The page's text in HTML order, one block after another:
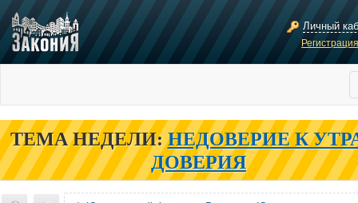
Личный
ТЕМА НЕДЕЛИ: НЕДОВЕРИЕ К
ДОВЕРИЯ